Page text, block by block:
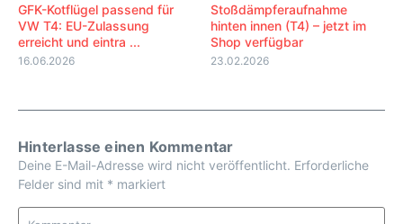
GFK-Kotflügel passend für
VW T4: EU-Zulassung
erreicht und eintra ...
16.06.2026
Stoßdämpferaufnahme
hinten innen (T4) – jetzt im
Shop verfügbar
23.02.2026
Hinterlasse einen Kommentar
Deine E-Mail-Adresse wird nicht veröffentlicht. Erforderliche
Felder sind mit * markiert